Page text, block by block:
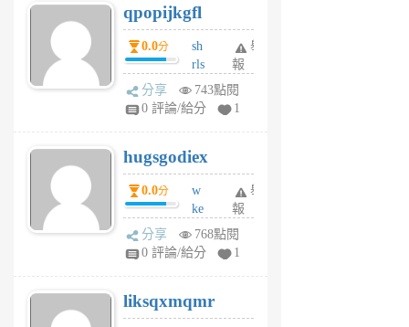
6
個
月
前
qpopijkgfl
0.0分
sh
rls
k
m
6
個
月
前
舉
報
分享
743點閱
0 評論/給分
1
hugsgodiex
0.0分
w
ke
rv
pj
6
個
舉
報
分享
768點閱
0 評論/給分
1
liksqxmqmr